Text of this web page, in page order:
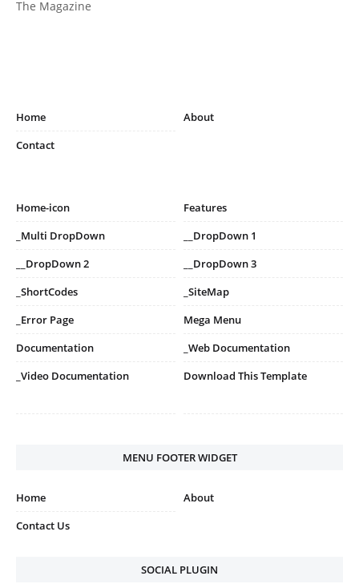
The Magazine
Home
About
Contact
Home-icon
Features
_Multi DropDown
__DropDown 1
__DropDown 2
__DropDown 3
_ShortCodes
_SiteMap
_Error Page
Mega Menu
Documentation
_Web Documentation
_Video Documentation
Download This Template
MENU FOOTER WIDGET
Home
About
Contact Us
SOCIAL PLUGIN